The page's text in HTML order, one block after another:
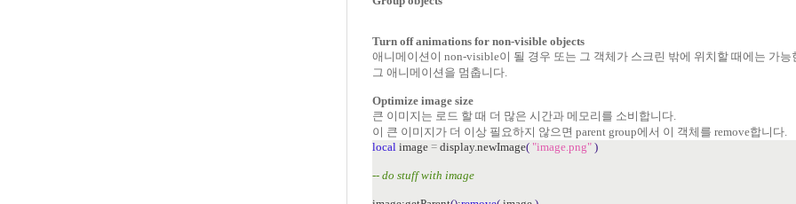
Turn off animations for non-visible objects
애니메이션이 non-visible이 될 경우 또는 그 객체가 스크린 밖에 위치할 때에는 가능
그 애니메이션을 멈춥니다.
Optimize image size
큰 이미지는 로드 할 때 더 많은 시간과 메모리를 소비합니다.
이 큰 이미지가 더 이상 필요하지 않으면 parent group에서 이 객체를 remove합니다.
local image = display.newImage( "image.png" )
-- do stuff with image